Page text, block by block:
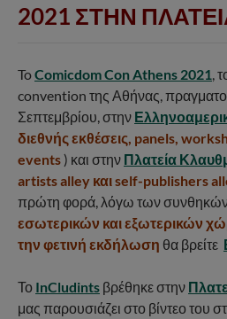
2021 ΣΤΗΝ
ToComicdom Con Athens 2021,
convention της Αθήνας,
Σεπτεμβρίου, στην
διεθνής εκθέσεις, panels,
events) και στην Πλατεία
artists alley και self-publishers
πρώτη φορά, λόγω των
εσωτερικών και εξωτερικών
την φετινή εκδήλωση θα βρείτε
Το InCludints βρέθηκε στην
μας παρουσιάζει στο βίντεο του